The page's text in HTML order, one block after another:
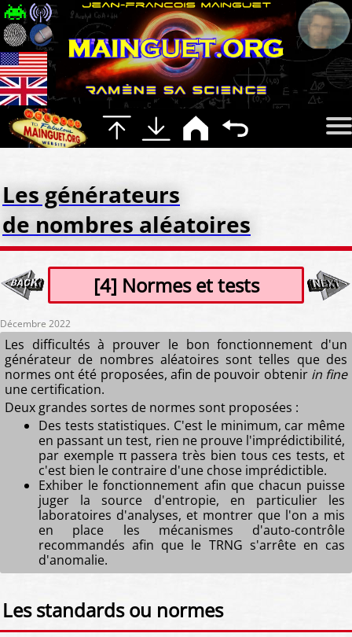
Les générateurs
de nombres aléatoires
[4] Normes et tests
Décembre 2022
Les difficultés à prouver le bon fonctionnement d'un
générateur de nombres aléatoires sont telles que des
normes ont été proposées, afin de pouvoir obtenir in fine
une certification.
Deux grandes sortes de normes sont proposées :
Des tests statistiques. C'est le minimum, car même
en passant un test, rien ne prouve l'imprédictibilité,
par exemple π passera très bien tous ces tests, et
c'est bien le contraire d'une chose imprédictible.
Exhiber le fonctionnement afin que chacun puisse
juger la source d'entropie, en particulier les
laboratoires d'analyses, et montrer que l'on a mis
en place les mécanismes d'auto-contrôle
recommandés afin que le TRNG s'arrête en cas
d'anomalie.
Les standards ou normes